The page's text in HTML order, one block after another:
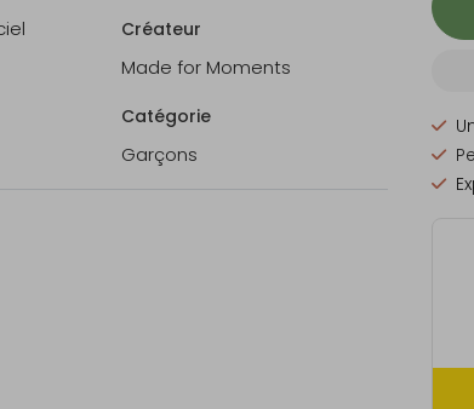
Créateur
Made for Moments
Catégorie
Garçons